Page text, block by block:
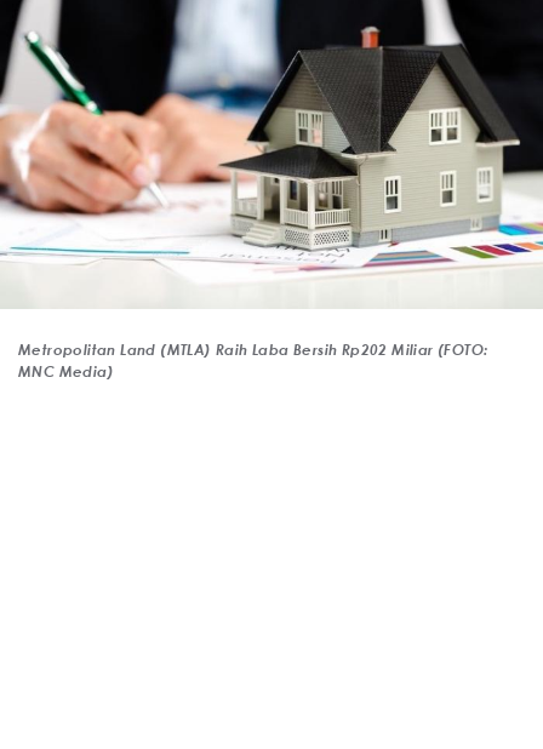
Metropolitan Land (MTLA) Raih Laba Bersih Rp202 Miliar (FOTO:
MNC Media)